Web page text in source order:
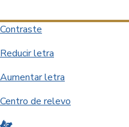
Contraste
Reducir letra
Aumentar letra
Centro de relevo